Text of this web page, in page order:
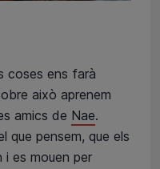
coses ens farà
això aprenem
amics de Nae.
que pensem, que els
i es mouen per